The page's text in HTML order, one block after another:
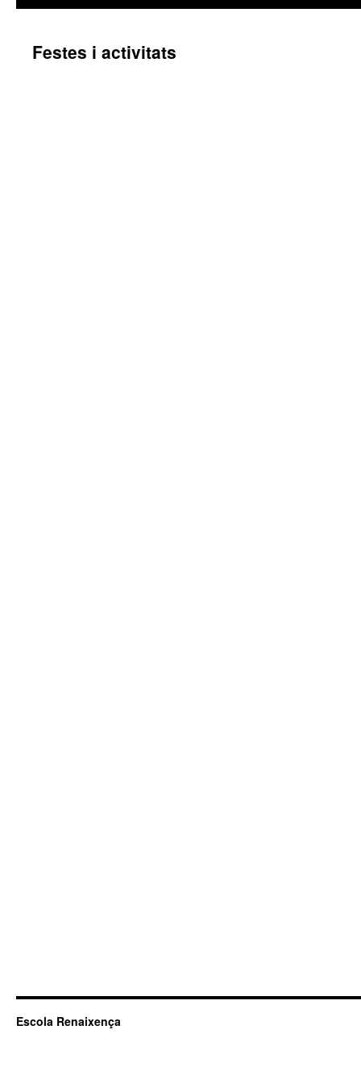
Festes i activitats
Escola Renaixença